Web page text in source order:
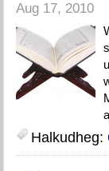
Aug 17, 2010
Halkudheg: